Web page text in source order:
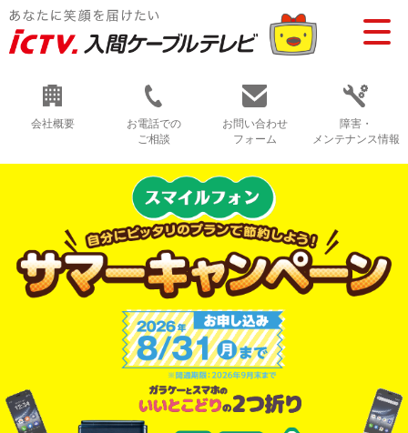
会社概要
お電話での
ご相談
お問い合わせ
フォーム
障害・
メンテナンス情報